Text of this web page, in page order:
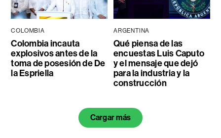
COLOMBIA
Colombia incauta
explosivos antes de la
toma de posesión de De
la Espriella
ARGENTINA
Qué piensa de las
encuestas Luis Caputo
y el mensaje que dejó
para la industria y la
construcción
Cargar más